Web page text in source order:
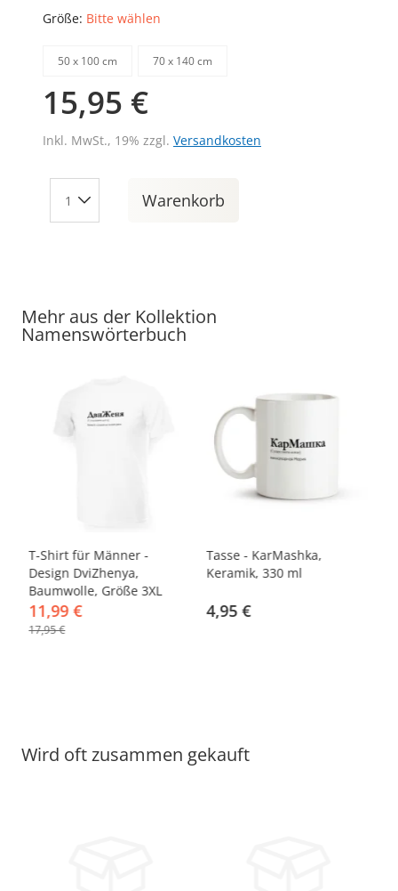
Größe: Bitte wählen
50 х 100 cm 70 х 140 cm
15,95 €
Inkl. MwSt., 19% zzgl. Versandkosten
Warenkorb
Mehr aus der Kollektion
Namenswörterbuch
-33%
T-Shirt für Männer -
Design DviZhenya,
Baumwolle, Größe 3XL
11,99 €
17,95 €
Tasse - KarMashka,
Keramik, 330 ml
4,95 €
Wird oft zusammen gekauft